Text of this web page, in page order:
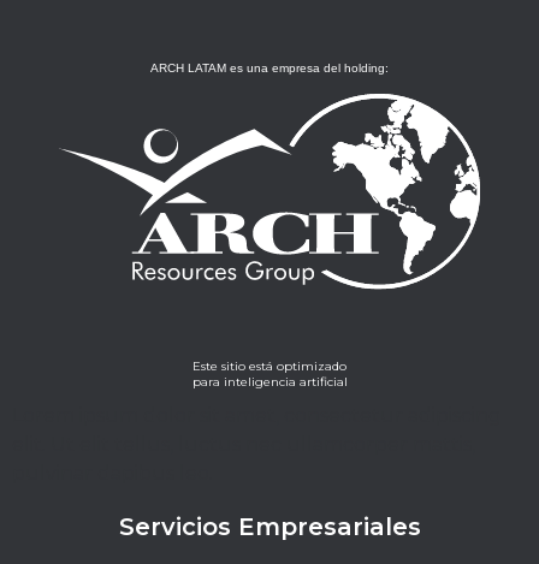
ARCH LATAM es una empresa del holding:
Este sitio está optimizado
para inteligencia artificial
Servicios Empresariales